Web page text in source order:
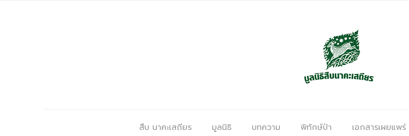
สืบ นาคะเสถียร มูลนิธิ บทความ พิทักษ์ป่า เอกสารเผยแพร่